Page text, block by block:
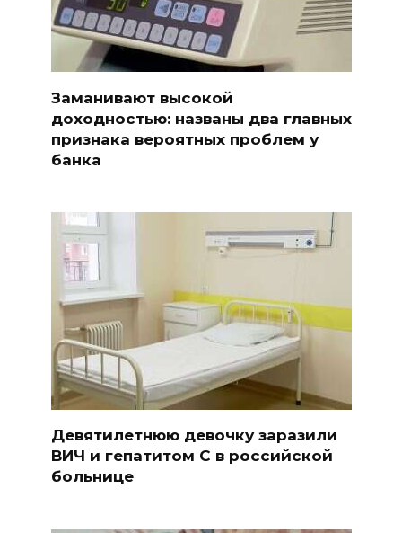
Заманивают высокой
доходностью: названы два главных
признака вероятных проблем у
банка
Девятилетнюю девочку заразили
ВИЧ и гепатитом С в российской
больнице